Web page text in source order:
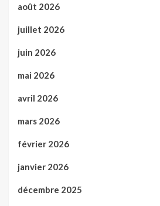
août 2026
juillet 2026
juin 2026
mai 2026
avril 2026
mars 2026
février 2026
janvier 2026
décembre 2025